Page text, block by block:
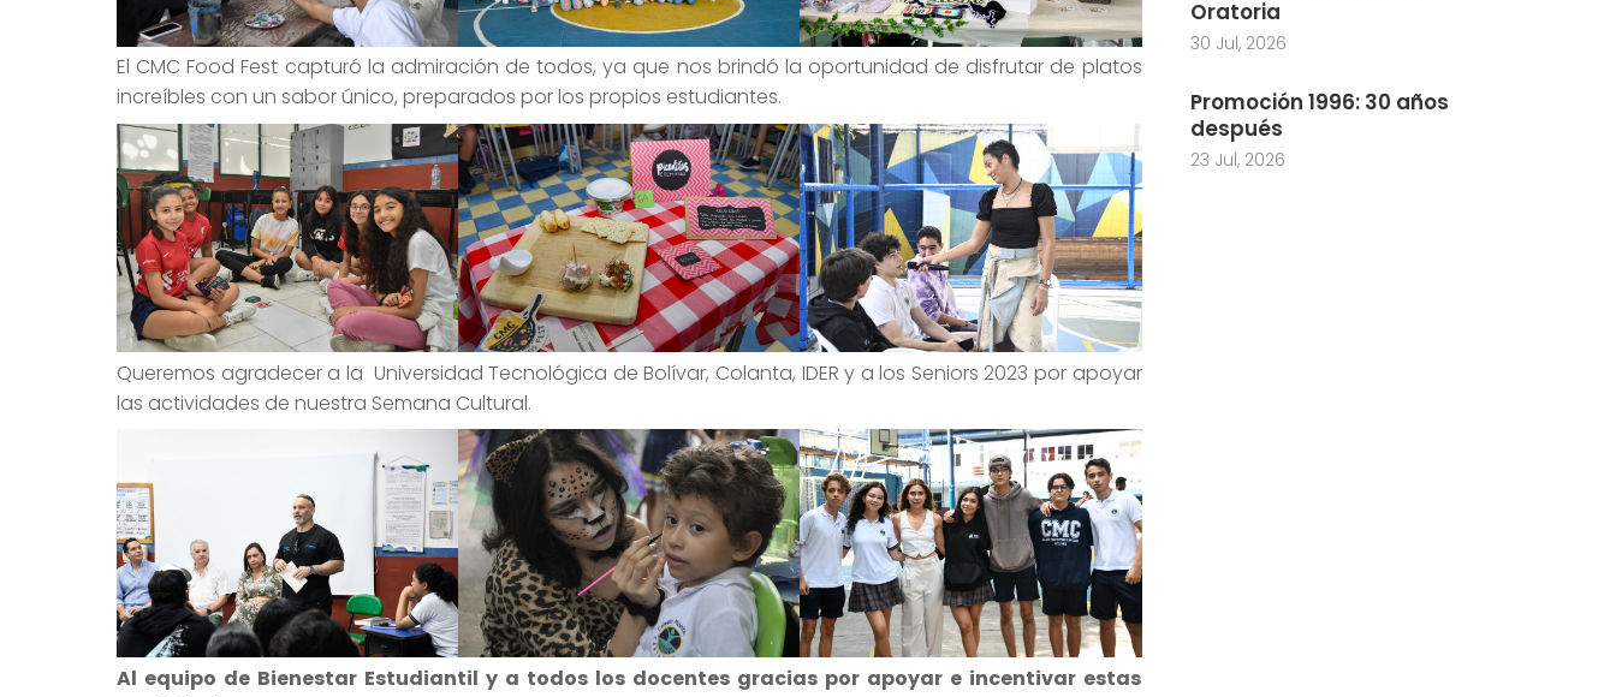
El CMC Food Fest capturó la admiración de todos, ya que nos brindó la oportunidad de disfrutar de platos
increíbles con un sabor único, preparados por los propios estudiantes.
Queremos agradecer a la Universidad Tecnológica de Bolívar, Colanta, IDER y a los Seniors 2023 por apoyar
las actividades de nuestra Semana Cultural.
Al equipo de Bienestar Estudiantil y a todos los docentes gracias por apoyar e incentivar estas
Oratoria
30 Jul, 2026
Promoción 1996: 30 años
después
23 Jul, 2026